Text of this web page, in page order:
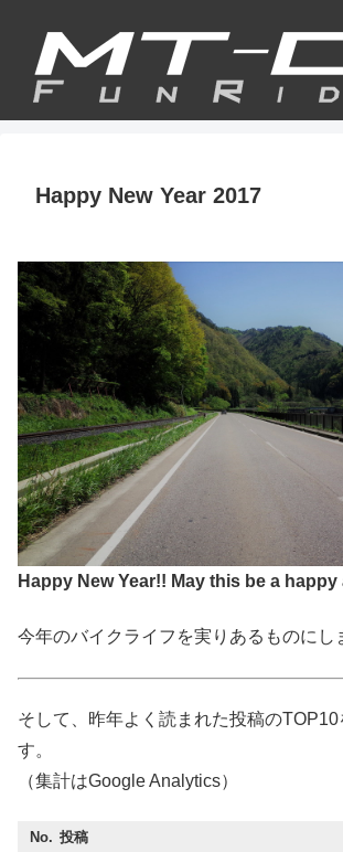
Happy New Year 2017
Happy New Year!! May this be a
今年のバイクライフを実りあるものにし
そして、昨年よく読まれた投稿のTOP10
す。
（集計はGoogle Analytics）
No. 投稿